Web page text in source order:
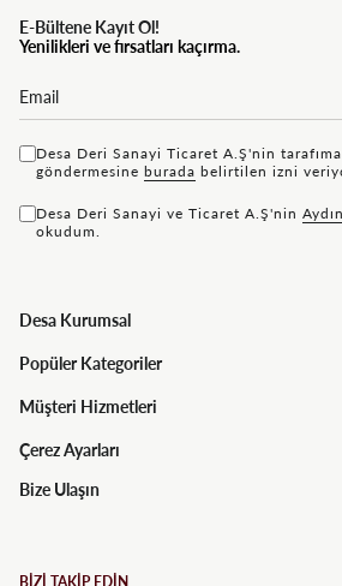
E-Bültene Kayıt Ol!
Yenilikleri ve fırsatları kaçırma.
Desa Deri Sanayi Ticaret A.Ş'nin
göndermesine bu rada belirtilen izni
Desa Deri Sanayi ve Ticaret A.Ş'nin
okudum.
Desa Kurumsal
Popüler Kategoriler
Müşteri Hizmetleri
Çerez Ayarları
Bize Ulaşın
BİZİ TAKİP EDİN